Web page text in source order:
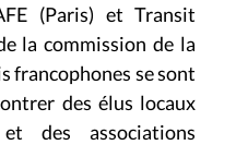
(Paris) et Transit
la commission de la
francophones se sont
des élus locaux
des associations